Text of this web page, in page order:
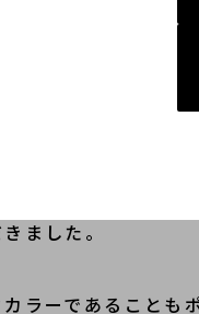
やキズがないこと
ました。
ラーであることも